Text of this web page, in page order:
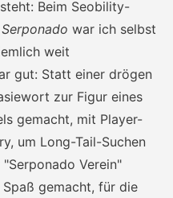
Beim Seobility-
Serponado war ich selbst
weit
gut: Statt einer drögen
zur Figur eines
gemacht, mit Player-
um Long-Tail-Suchen
Verein"
gemacht, für die